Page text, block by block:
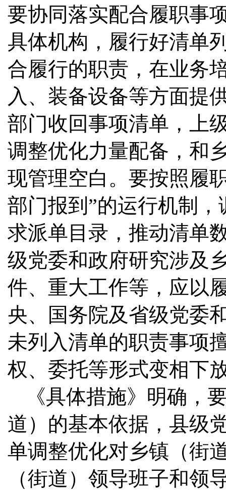
要协同落实配合履职事
具体机构，履行好清单
合履行的职责，在业务
入、装备设备等方面提
部门收回事项清单，上
调整优化力量配备，和
现管理空白。要按照履
部门报到”的运行机制，
求派单目录，推动清单
级党委和政府研究涉及
件、重大工作等，应以
央、国务院及省级党委
未列入清单的职责事项
权、委托等形式变相下
《具体措施》明确，
道）的基本依据，县级
单调整优化对乡镇（街
（街道）领导班子和领